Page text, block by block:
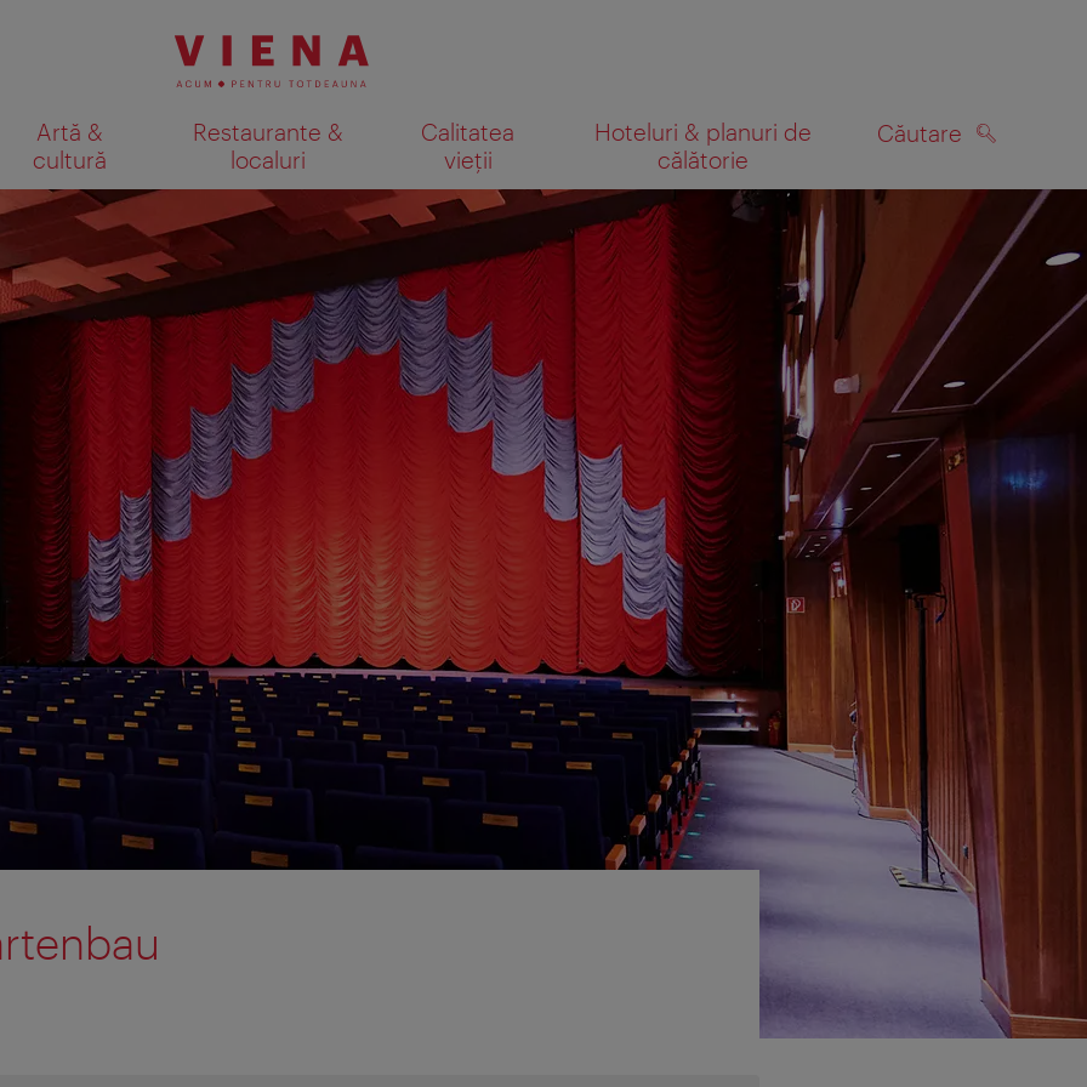
Artă &
cultură
Restaurante &
localuri
Calitatea
vieții
Hoteluri & planuri de
călătorie
Căutare
Afişare rezultate căutare pe hartă CĂUTARE